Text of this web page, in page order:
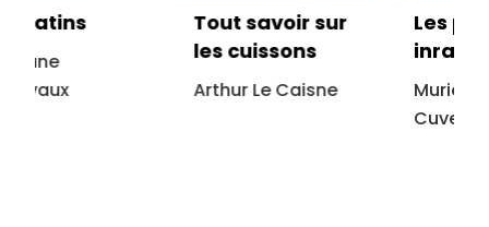
Tout savoir sur
Arthur Le Caisne
Les pâtisseries
inratables
Muriel Aublet